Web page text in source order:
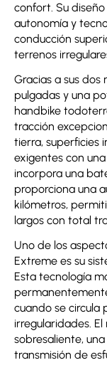
confort. Su
autonomía y
conducción
terrenos
Gracias a sus dos
pulgadas y una
handbike
tracción
tierra, superficies
exigentes con
incorpora una
proporciona una
kilómetros,
largos con total
Uno de los
Extreme es su
Esta tecnología
cuando se circula
irregularidades.
sobresaliente,
transmisión de